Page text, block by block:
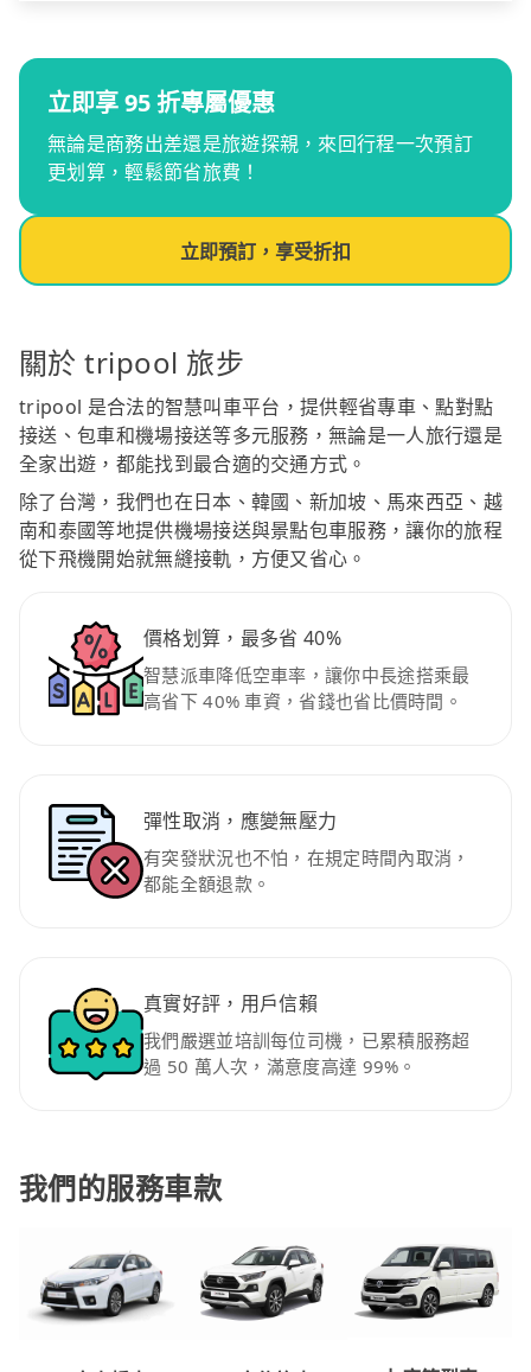
立即享 95 折專屬優惠
無論是商務出差還是旅遊探親，來回行程一次預訂
更划算，輕鬆節省旅費！
立即預訂，享受折扣
關於 tripool 旅步
tripool 是合法的智慧叫車平台，提供輕省專車、點對點
接送、包車和機場接送等多元服務，無論是一人旅行還是
全家出遊，都能找到最合適的交通方式。
除了台灣，我們也在日本、韓國、新加坡、馬來西亞、越
南和泰國等地提供機場接送與景點包車服務，讓你的旅程
從下飛機開始就無縫接軌，方便又省心。
價格划算，最多省 40%
智慧派車降低空車率，讓你中長途搭乘最
高省下 40% 車資，省錢也省比價時間。
彈性取消，應變無壓力
有突發狀況也不怕，在規定時間內取消，
都能全額退款。
真實好評，用戶信賴
我們嚴選並培訓每位司機，已累積服務超
過 50 萬人次，滿意度高達 99%。
我們的服務車款